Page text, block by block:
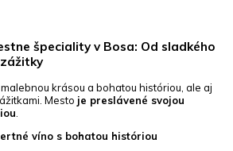
špeciality v Bosa: Od sladkého
krásou a bohatou históriou, ale aj
Mesto je preslávené svojou
víno s bohatou históriou